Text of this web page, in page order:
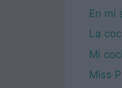
En mi
La
Mi
Miss